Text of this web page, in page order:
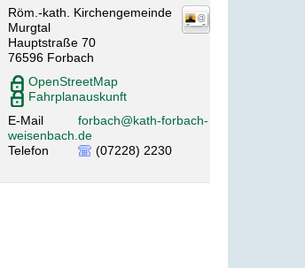
Röm.-kath. Kirchengemeinde
Murgtal
Hauptstraße 70
76596 Forbach
OpenStreetMap
Fahrplanauskunft
E-Mail
forbach@kath-forbach-
weisenbach.de
Telefon
(07228) 2230